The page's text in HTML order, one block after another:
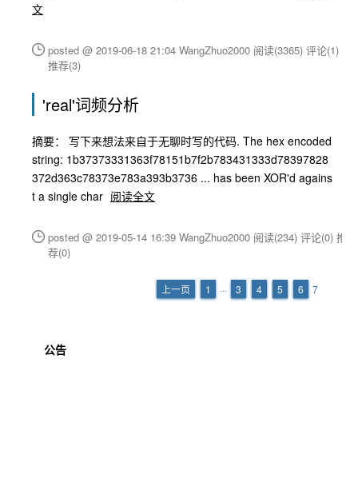
文
posted @ 2019-06-18 21:04 WangZhuo2000 阅读(3365) 评论(1)
推荐(3)
'real'词频分析
摘要： 写下来想法来自于无聊时写的代码. The hex encoded
string: 1b37373331363f78151b7f2b783431333d78397828
372d363c78373e783a393b3736 ... has been XOR'd agains
t a single char 阅读全文
posted @ 2019-05-14 16:39 WangZhuo2000 阅读(234) 评论(0) 推
荐(0)
上一页 1 ··· 3 4 5 6 7
公告